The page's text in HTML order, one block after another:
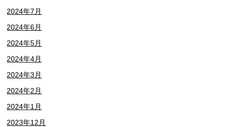
2024年7月
2024年6月
2024年5月
2024年4月
2024年3月
2024年2月
2024年1月
2023年12月